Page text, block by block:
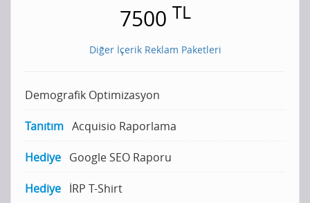
7500 TL
Diğer İçerik Reklam Paketleri
Demografik Optimizasyon
Tanıtım Acquisio Raporlama
Hediye Google SEO Raporu
Hediye İRP T-Shirt